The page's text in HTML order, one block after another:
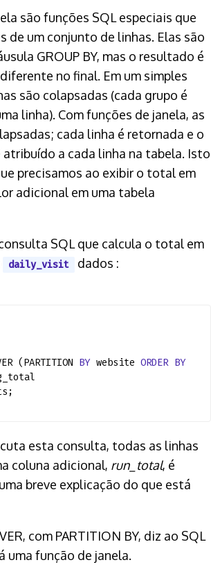
são funções SQL especiais que
de um conjunto de linhas. Elas são
GROUP BY, mas o resultado é
no final. Em um simples
são colapsadas (cada grupo é
linha). Com funções de janela, as
cada linha é retornada e o
a cada linha na tabela. Isto
precisamos ao exibir o total em
adicional em uma tabela
SQL que calcula o total em
daily_visit dados :
(PARTITION BY website ORDER BY
esta consulta, todas as linhas
coluna adicional, run_total, é
breve explicação do que está
com PARTITION BY, diz ao SQL
uma função de janela.